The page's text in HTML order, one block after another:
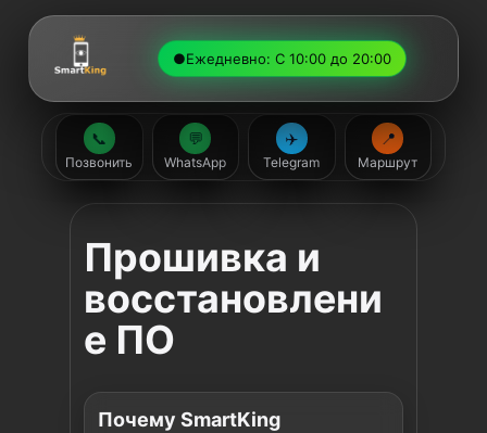
●Ежедневно: С 10:00 до 20:00
📞
Позвонить
💬
WhatsApp
✈️
Telegram
📍
Маршрут
Прошивка и
восстановлени
е ПО
Почему SmartKing